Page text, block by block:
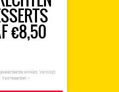
€8,50
winkels. Verloopt
Voorwaarden >